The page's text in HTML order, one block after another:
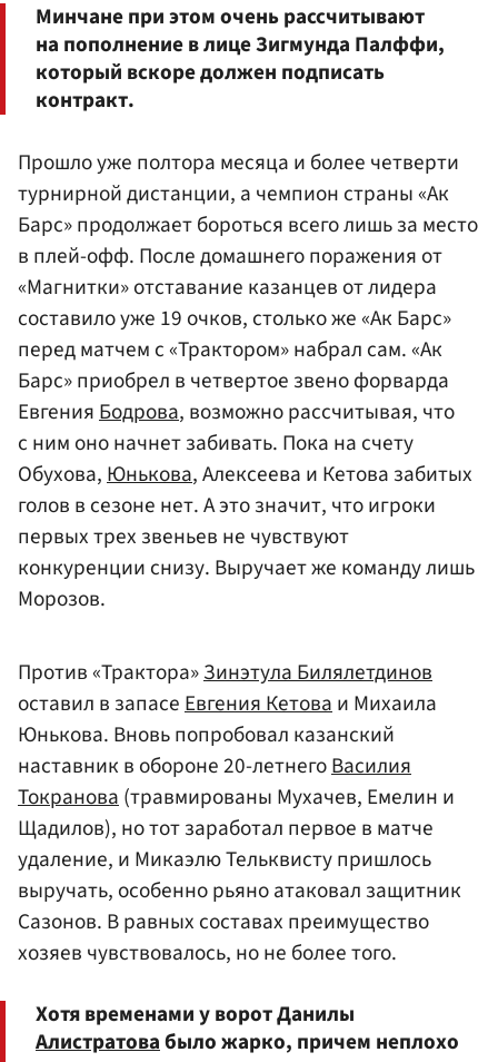
Минчане при этом очень рассчитывают
на пополнение в лице Зигмунда Палффи,
который вскоре должен подписать
контракт.
Прошло уже полтора месяца и более четверти
турнирной дистанции, а чемпион страны «Ак
Барс» продолжает бороться всего лишь за место
в плей-офф. После домашнего поражения от
«Магнитки» отставание казанцев от лидера
составило уже 19 очков, столько же «Ак Барс»
перед матчем с «Трактором» набрал сам. «Ак
Барс» приобрел в четвертое звено форварда
ЕвгенияБодрова, возможно рассчитывая, что
с ним оно начнет забивать. Пока на счету
Обухова,Юнькова, Алексеева и Кетова забитых
голов в сезоне нет. А это значит, что игроки
первых трех звеньев не чувствуют
конкуренции снизу. Выручает же команду лишь
Морозов.
Против «Трактора»Зинэтула Билялетдинов
оставил в запасеЕвгения Кетоваи Михаила
Юнькова. Вновь попробовал казанский
наставник в обороне 20-летнегоВасилия
Токранова(травмированы Мухачев, Емелин и
Щадилов), но тот заработал первое в матче
удаление, и Микаэлю Тельквисту пришлось
выручать, особенно рьяно атаковал защитник
Сазонов. В равных составах преимущество
хозяев чувствовалось, но не более того.
Хотя временами у ворот Данилы
Алистратовабыло жарко, причем неплохо